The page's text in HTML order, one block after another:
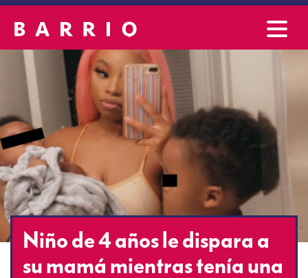
Niño de 4 años le dispara a
su mamá mientras tenía una